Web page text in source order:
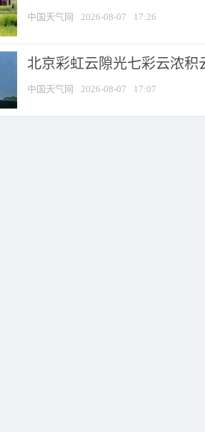
中国天气网 2026-08-07 17:26
北京彩虹云隙光七彩云浓积
中国天气网 2026-08-07 17:07